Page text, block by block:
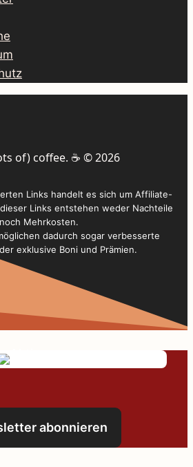
of) coffee. ☕️ © 2026
Links handelt es sich um Affiliate-
Links entstehen weder Nachteile
noch Mehrkosten.
dadurch sogar verbesserte
exklusive Boni und Prämien.
abonnieren